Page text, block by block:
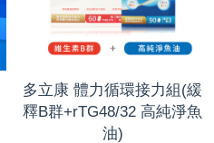
多立康 體力循環接力組(緩
釋B群+rTG48/32 高純淨魚
油)